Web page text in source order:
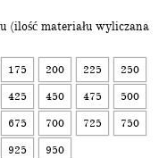
(ilość materiału wyliczana
175 200 225 250
425 450 475 500
675 700 725 750
925 950